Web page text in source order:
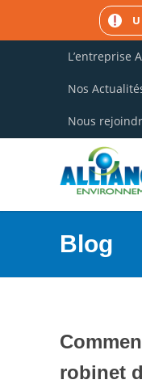
L’entreprise
Nos
Nous
Blog
robinet